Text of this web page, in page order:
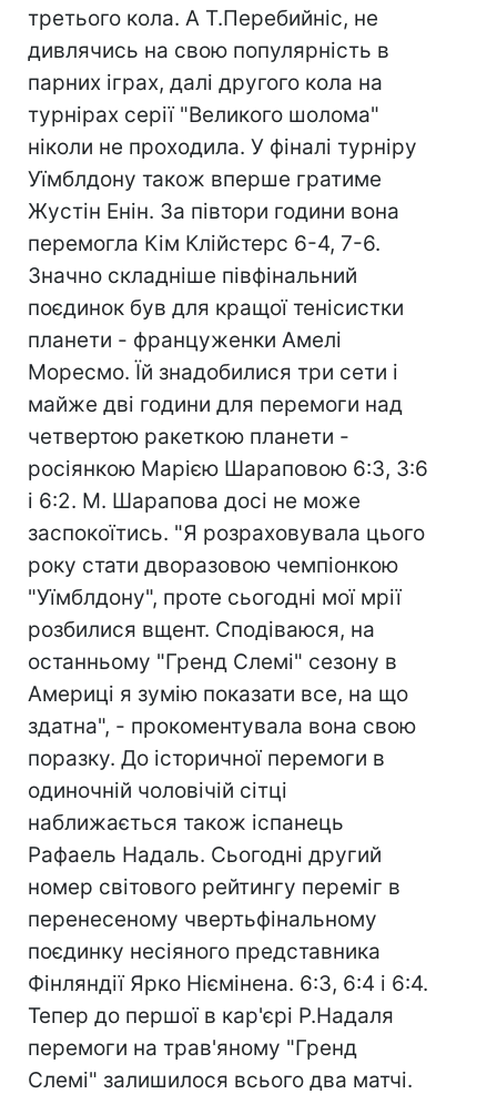
третього кола. А Т.Перебийніс, не
дивлячись на свою популярність в
парних іграх, далі другого кола на
турнірах серії "Великого шолома"
ніколи не проходила. У фіналі турніру
Уїмблдону також вперше гратиме
Жустін Енін. За півтори години вона
перемогла Кім Клійстерс 6-4, 7-6.
Значно складніше півфінальний
поєдинок був для кращої тенісистки
планети - француженки Амелі
Моресмо. Їй знадобилися три сети і
майже дві години для перемоги над
четвертою ракеткою планети -
росіянкою Марією Шараповою 6:3, 3:6
і 6:2. М. Шарапова досі не може
заспокоїтись. "Я розраховувала цього
року стати дворазовою чемпіонкою
"Уїмблдону", проте сьогодні мої мрії
розбилися вщент. Сподіваюся, на
останньому "Гренд Слемі" сезону в
Америці я зумію показати все, на що
здатна", - прокоментувала вона свою
поразку. До історичної перемоги в
одиночній чоловічій сітці
наближається також іспанець
Рафаель Надаль. Сьогодні другий
номер світового рейтингу переміг в
перенесеному чвертьфінальному
поєдинку несіяного представника
Фінляндії Ярко Ніємінена. 6:3, 6:4 і 6:4.
Тепер до першої в кар'єрі Р.Надаля
перемоги на трав'яному "Гренд
Слемі" залишилося всього два матчі.